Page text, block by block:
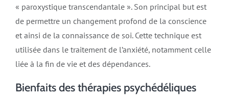
« paroxystique transcendantale ». Son principal but est
de permettre un changement profond de la conscience
et ainsi de la connaissance de soi. Cette technique est
utilisée dans le traitement de l’anxiété, notamment celle
liée à la fin de vie et des dépendances.
Bienfaits des thérapies psychédéliques